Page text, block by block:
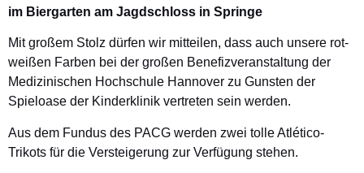
im Biergarten am Jagdschloss in Springe
Mit großem Stolz dürfen wir mitteilen, dass auch unsere rot-
weißen Farben bei der großen Benefizveranstaltung der
Medizinischen Hochschule Hannover zu Gunsten der
Spieloase der Kinderklinik vertreten sein werden.
Aus dem Fundus des PACG werden zwei tolle Atlético-
Trikots für die Versteigerung zur Verfügung stehen.